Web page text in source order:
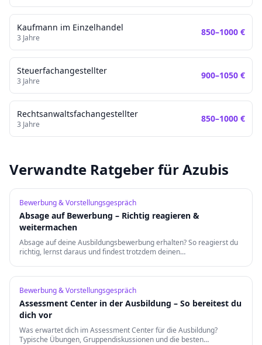
Kaufmann im Einzelhandel
3 Jahre
850–1000 €
Steuerfachangestellter
3 Jahre
900–1050 €
Rechtsanwaltsfachangestellter
3 Jahre
850–1000 €
Verwandte Ratgeber für Azubis
Bewerbung & Vorstellungsgespräch
Absage auf Bewerbung – Richtig reagieren &
weitermachen
Absage auf deine Ausbildungsbewerbung erhalten? So reagierst du
richtig, lernst daraus und findest trotzdem deinen
Bewerbung & Vorstellungsgespräch
Assessment Center in der Ausbildung – So bereitest du
dich vor
Was erwartet dich im Assessment Center für die Ausbildung?
Typische Übungen, Gruppendiskussionen und die besten